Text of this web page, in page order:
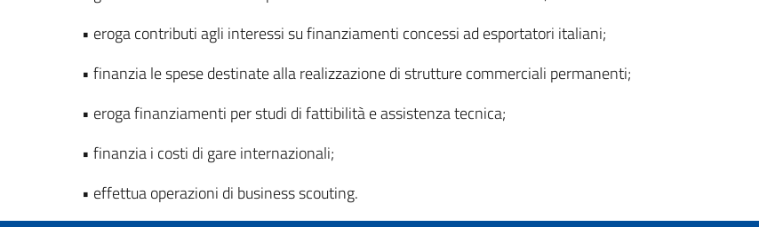
• eroga contributi agli interessi su finanziamenti concessi ad esportatori italiani;
• finanzia le spese destinate alla realizzazione di strutture commerciali permanenti;
• eroga finanziamenti per studi di fattibilità e assistenza tecnica;
• finanzia i costi di gare internazionali;
• effettua operazioni di business scouting.